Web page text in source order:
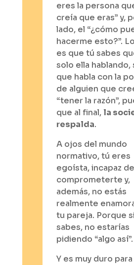
eres la persona
creía que eras” y,
lado, el “¿cómo
hacerme esto?”.
es que tú sabes
solo ella hablando,
que habla con la
de alguien que
“tener la razón”,
que al final, la
respalda.
A ojos del mundo
normativo, tú eres
egoísta, incapaz de
comprometerte y,
además, no estás
realmente
tu pareja. Porque
sabes, no estarías
pidiendo “algo así”.
Y es muy duro